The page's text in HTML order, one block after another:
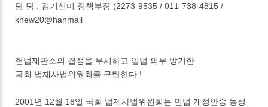
담 당 : 김기선미 정책부장 (2273-9535 / 011-738-4815 /
knew20@hanmail
헌법재판소의 결정을 무시하고 입법 의무 방기한
국회 법제사법위원회를 규탄한다 !
2001년 12월 18일 국회 법제사법위원회는 민법 개정안중 동성